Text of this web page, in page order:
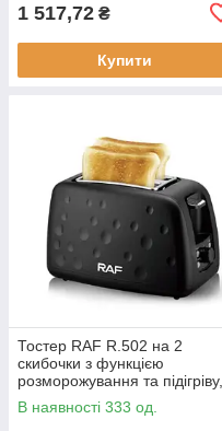
1 517,72 ₴
Купити
Тостер RAF R.502 на 2
скибочки з функцією
розморожування та підігріву,
930 Вт
В наявності 333 од.